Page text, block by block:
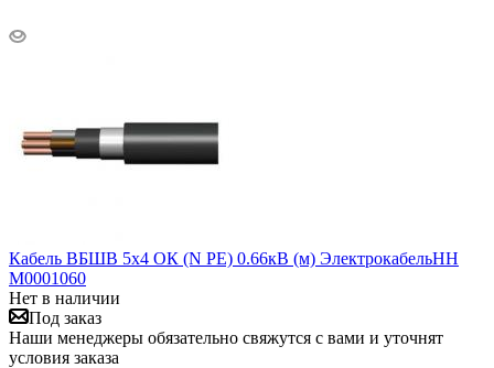
Кабель ВБШВ 5х4 ОК (N PE) 0.66кВ (м) ЭлектрокабельНН
M0001060
Нет в наличии
Под заказ
Наши менеджеры обязательно свяжутся с вами и уточнят
условия заказа